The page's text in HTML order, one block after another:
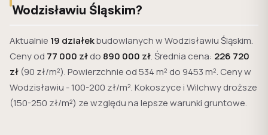
Wodzisławiu Śląskim?
Aktualnie 19 działekbudowlanych w Wodzisławiu Śląskim.
Ceny od 77 000 złdo 890 000 zł. Średnia cena: 226 720
zł (90 zł/m²). Powierzchnie od 534 m² do 9453 m². Ceny w
Wodzisławiu - 100-200 zł/m². Kokoszyce i Wilchwy droższe
(150-250 zł/m²) ze względu na lepsze warunki gruntowe.